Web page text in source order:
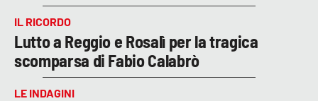
IL RICORDO
Lutto a Reggio e Rosalì per la tragica
scomparsa di Fabio Calabrò
LE INDAGINI